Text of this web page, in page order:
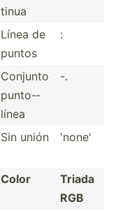
tinua
Línea de
puntos
:
Conjunto
punto-­
línea
-.
Sin unión 'none'
Color
Triada
RGB